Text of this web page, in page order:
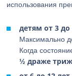
использования
детям от 3 до
Максимально
Когда
½ драже